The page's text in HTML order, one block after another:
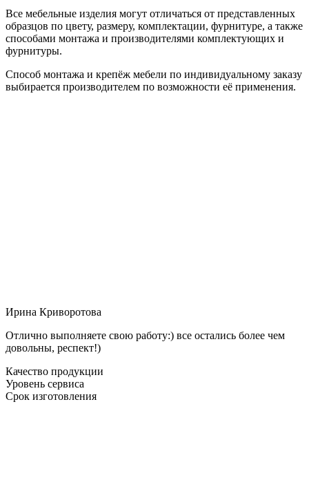
Все мебельные изделия могут отличаться от представленных
образцов по цвету, размеру, комплектации, фурнитуре, а также
способами монтажа и производителями комплектующих и
фурнитуры.
Способ монтажа и крепёж мебели по индивидуальному заказу
выбирается производителем по возможности её применения.
Ирина Криворотова
Отлично выполняете свою работу:) все остались более чем
довольны, респект!)
Качество продукции
Уровень сервиса
Срок изготовления